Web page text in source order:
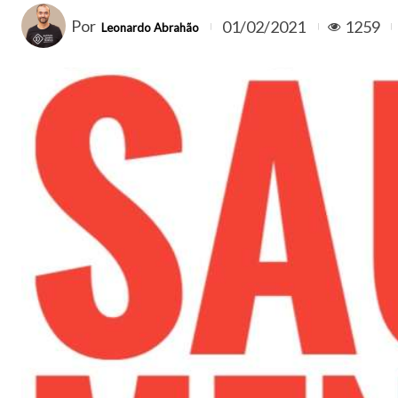
Por Leonardo Abrahão 01/02/2021 1259